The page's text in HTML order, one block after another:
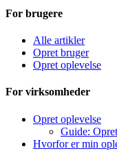
For brugere
Alle artikler
Opret bruger
Opret oplevelse
For virksomheder
Opret oplevelse
Guide:
Hvorfor er min